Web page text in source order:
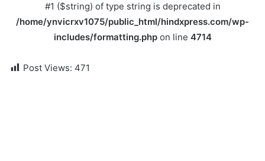
#1 ($string) of type string is deprecated in
/home/ynvicrxv1075/public_html/hindxpress.com/wp-
includes/formatting.phpon line 4714
Post Views: 471